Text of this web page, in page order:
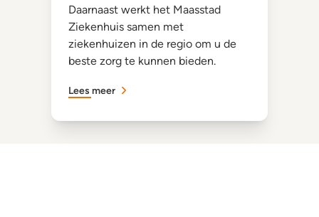
Daarnaast werkt het Maasstad
Ziekenhuis samen met
ziekenhuizen in de regio om u de
beste zorg te kunnen bieden.
Lees meer